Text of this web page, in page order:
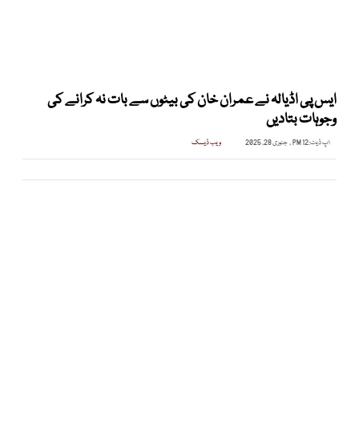
ایس پی اڈیالہ نے عمران خان کی بیٹوں سے بات نہ کرانے کی
وجوہات بتادیں
اپ ڈیٹ:12 PM , جنوری 28, 2025 ویب ڈیسک